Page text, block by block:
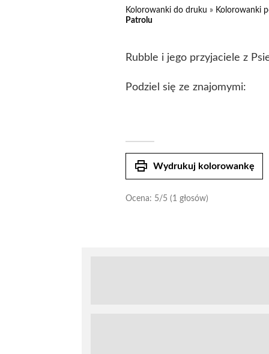
Kolorowanki do druku » Kolorowanki
Patrolu
Rubble i jego przyjaciele z
Podziel się ze znajomymi:
print Wydrukuj kolorowankę
Ocena: 5/5 (1 głosów)